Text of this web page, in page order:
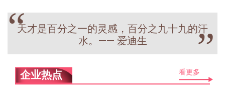
“天才是百分之一的灵感，百分之九十九的汗
水。—— 爱迪生
”
企业热点 看更多